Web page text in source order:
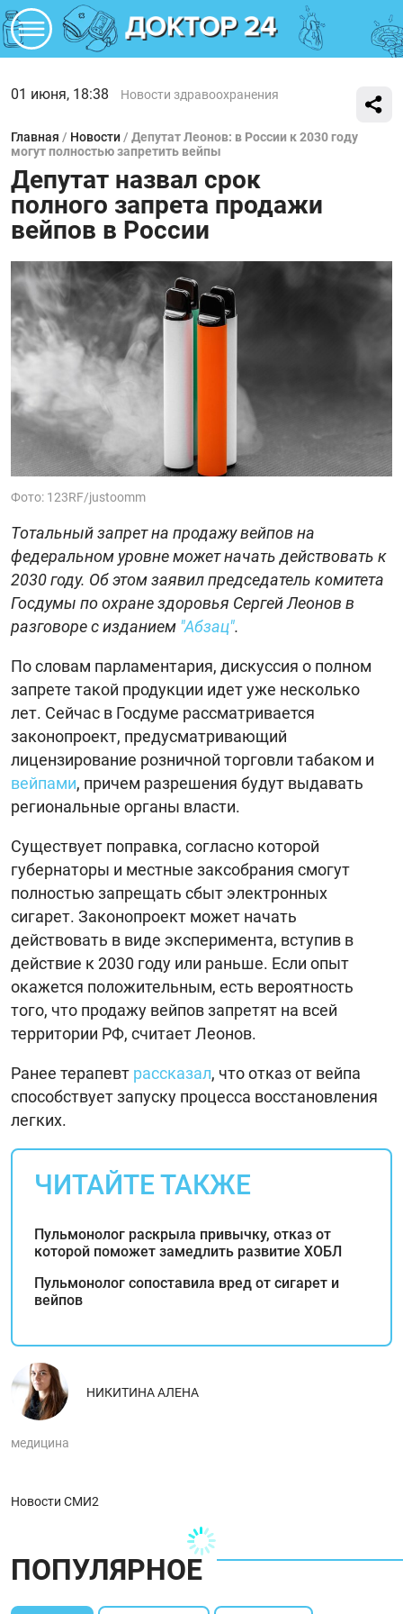
01 июня, 18:38 Новости здравоохранения
Главная / Новости / Депутат Леонов: в России к 2030 году
могут полностью запретить вейпы
Депутат назвал срок
полного запрета продажи
вейпов в России
Фото: 123RF/justoomm
Тотальный запрет на продажу вейпов на
федеральном уровне может начать действовать к
2030 году. Об этом заявил председатель комитета
Госдумы по охране здоровья Сергей Леонов в
разговоре с изданием "Абзац".
По словам парламентария, дискуссия о полном
запрете такой продукции идет уже несколько
лет. Сейчас в Госдуме рассматривается
законопроект, предусматривающий
лицензирование розничной торговли табаком и
вейпами, причем разрешения будут выдавать
региональные органы власти.
Существует поправка, согласно которой
губернаторы и местные заксобрания смогут
полностью запрещать сбыт электронных
сигарет. Законопроект может начать
действовать в виде эксперимента, вступив в
действие к 2030 году или раньше. Если опыт
окажется положительным, есть вероятность
того, что продажу вейпов запретят на всей
территории РФ, считает Леонов.
Ранее терапевт рассказал, что отказ от вейпа
способствует запуску процесса восстановления
легких.
ЧИТАЙТЕ ТАКЖЕ
Пульмонолог раскрыла привычку, отказ от
которой поможет замедлить развитие ХОБЛ
Пульмонолог сопоставила вред от сигарет и
вейпов
НИКИТИНА АЛЕНА
медицина
Новости СМИ2
ПОПУЛЯРНОЕ